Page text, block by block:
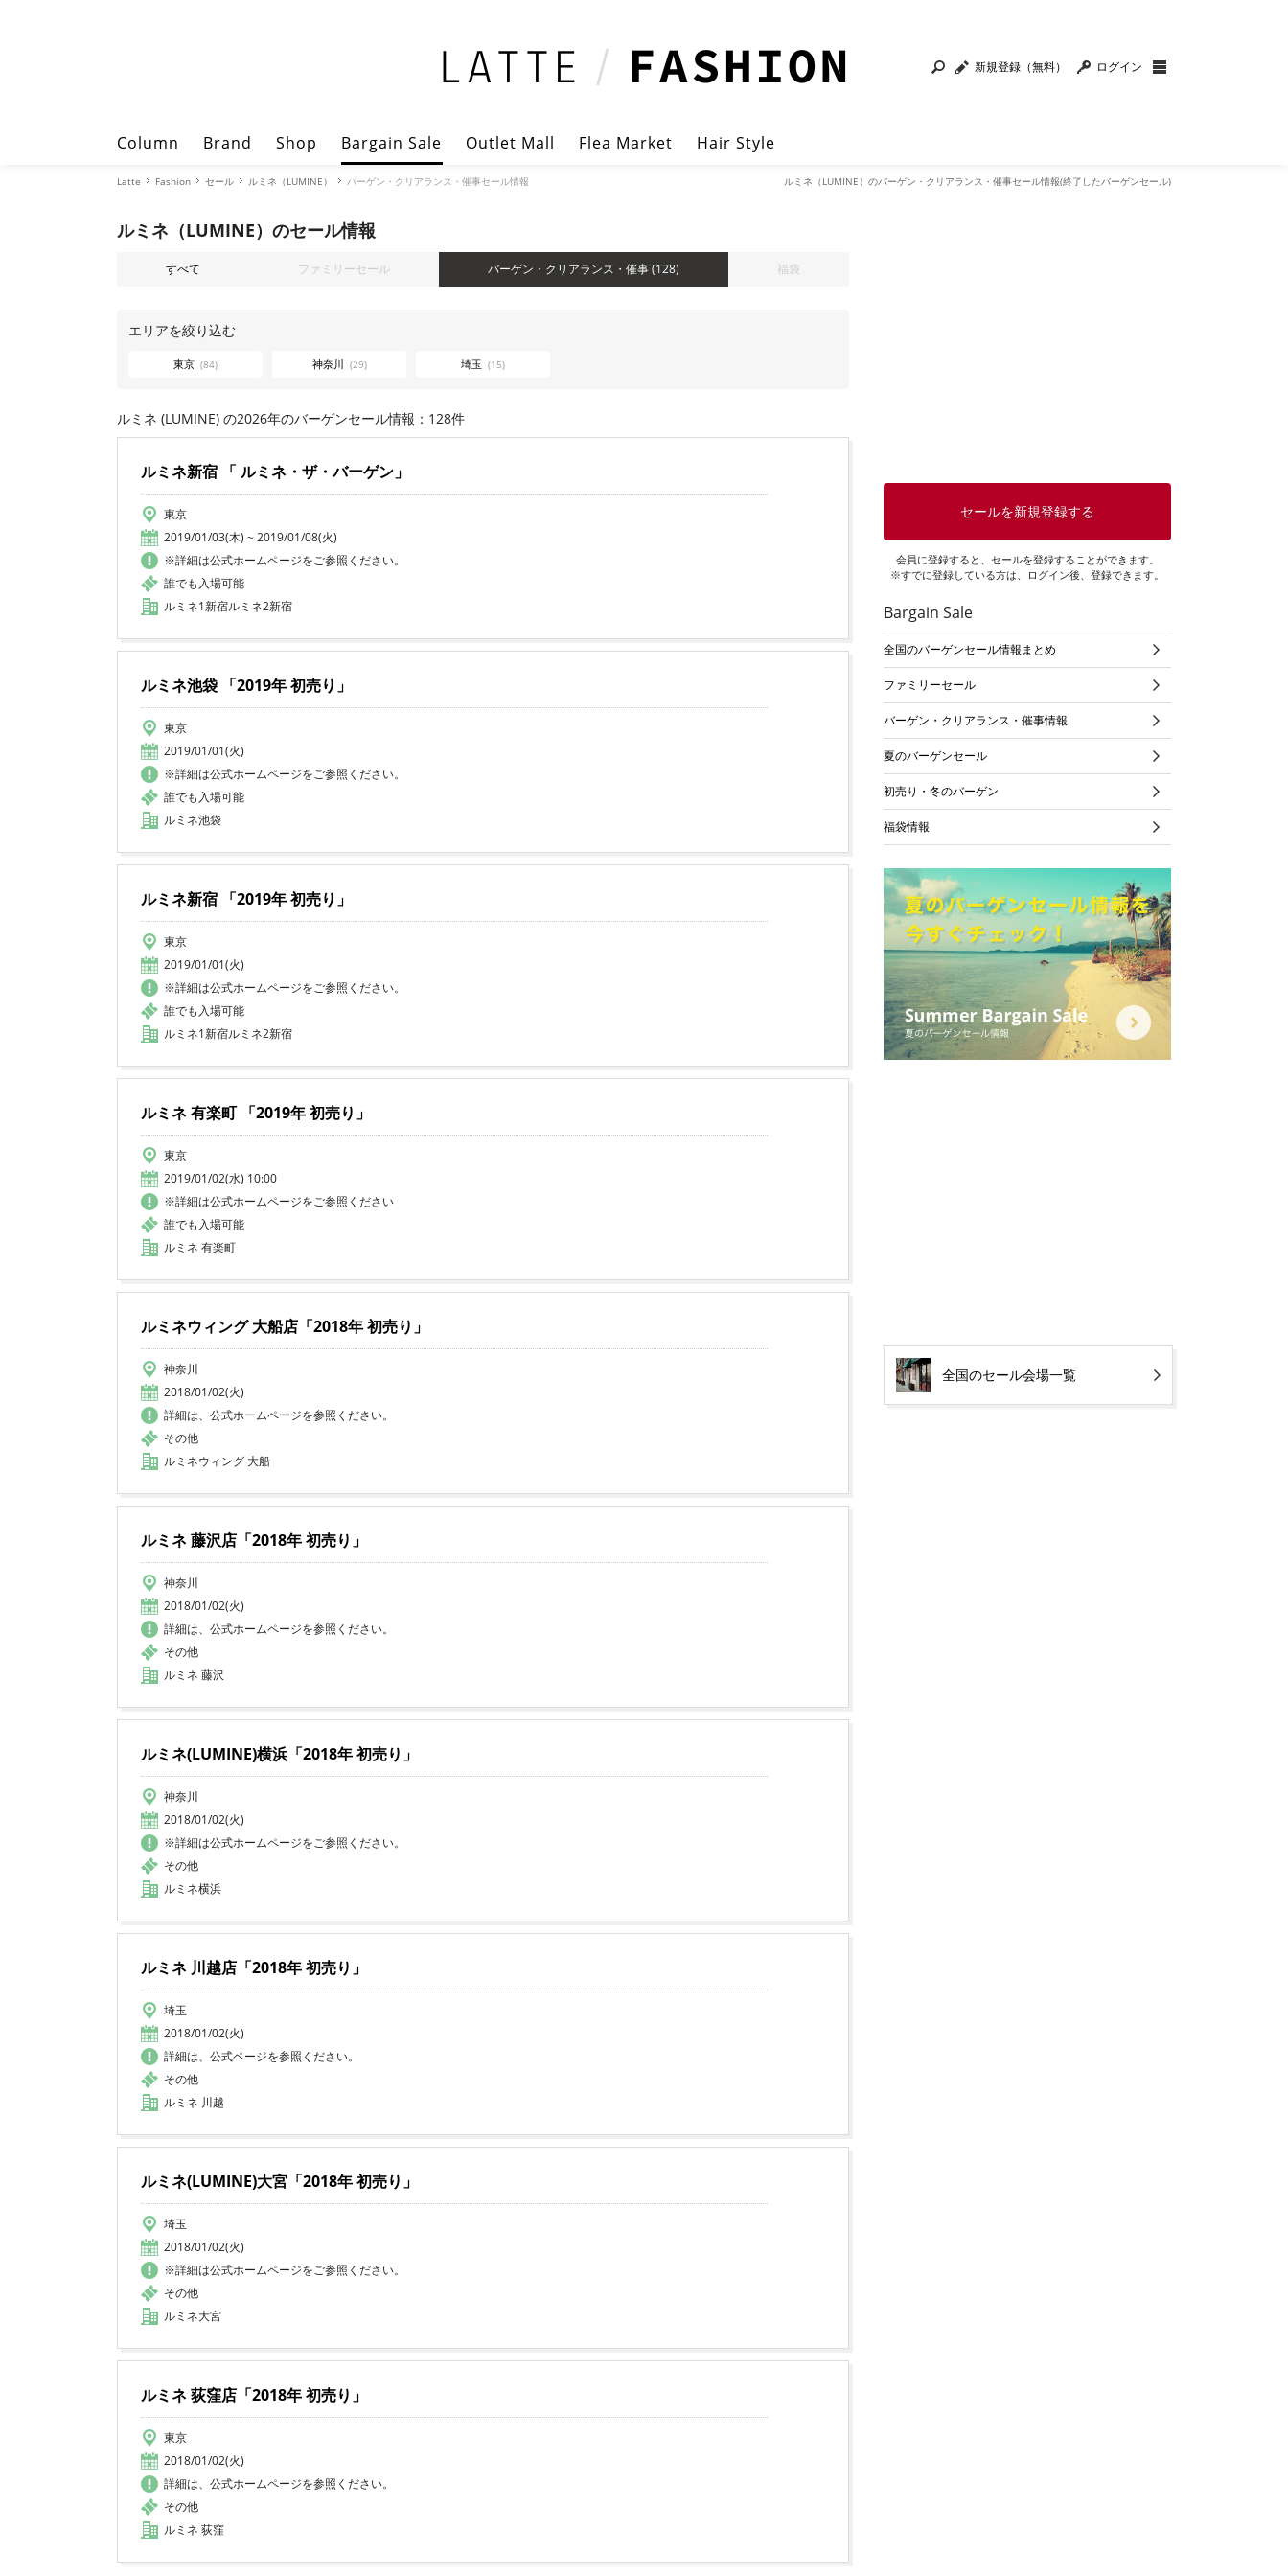
新規登録（無料） ログイン
Column Brand Shop Bargain Sale Outlet Mall Flea Market Hair Style
Latte Fashion セール ルミネ（LUMINE） バーゲン・クリアランス・催事セール情報 ルミネ（LUMINE）のバーゲン・クリアランス・催事セール情報(終了したバーゲンセール)
ルミネ（LUMINE）のセール情報
すべて ファミリーセール バーゲン・クリアランス・催事(128) 福袋
エリアを絞り込む
東京 (84) 神奈川 (29) 埼玉 (15)
ルミネ (LUMINE) の2026年のバーゲンセール情報：128件
ルミネ新宿 「 ルミネ・ザ・バーゲン」
東京
2019/01/03(木) ~ 2019/01/08(火)
※詳細は公式ホームページをご参照ください。
誰でも入場可能
ルミネ1新宿ルミネ2新宿
ルミネ池袋 「2019年 初売り」
東京
2019/01/01(火)
※詳細は公式ホームページをご参照ください。
誰でも入場可能
ルミネ池袋
ルミネ新宿 「2019年 初売り」
東京
2019/01/01(火)
※詳細は公式ホームページをご参照ください。
誰でも入場可能
ルミネ1新宿ルミネ2新宿
ルミネ 有楽町 「2019年 初売り」
東京
2019/01/02(水) 10:00
※詳細は公式ホームページをご参照ください
誰でも入場可能
ルミネ 有楽町
ルミネウィング 大船店「2018年 初売り」
神奈川
2018/01/02(火)
詳細は、公式ホームページを参照ください。
その他
ルミネウィング 大船
ルミネ 藤沢店「2018年 初売り」
神奈川
2018/01/02(火)
詳細は、公式ホームページを参照ください。
その他
ルミネ 藤沢
ルミネ(LUMINE)横浜「2018年 初売り」
神奈川
2018/01/02(火)
※詳細は公式ホームページをご参照ください。
その他
ルミネ横浜
ルミネ 川越店「2018年 初売り」
埼玉
2018/01/02(火)
詳細は、公式ページを参照ください。
その他
ルミネ 川越
ルミネ(LUMINE)大宮「2018年 初売り」
埼玉
2018/01/02(火)
※詳細は公式ホームページをご参照ください。
その他
ルミネ大宮
ルミネ 荻窪店「2018年 初売り」
東京
2018/01/02(火)
詳細は、公式ホームページを参照ください。
その他
ルミネ 荻窪
セールを新規登録する
会員に登録すると、セールを登録することができます。
※すでに登録している方は、ログイン後、登録できます。
Bargain Sale
全国のバーゲンセール情報まとめ
ファミリーセール
バーゲン・クリアランス・催事情報
夏のバーゲンセール
初売り・冬のバーゲン
福袋情報
全国のセール会場一覧